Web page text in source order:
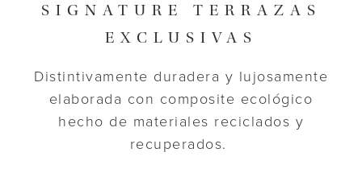
SIGNATURE TERRAZAS
EXCLUSIVAS
Distintivamente duradera y lujosamente
elaborada con composite ecológico
hecho de materiales reciclados y
recuperados.